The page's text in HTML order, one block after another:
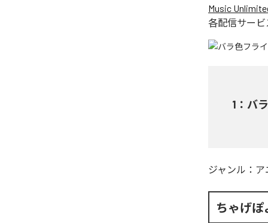
Music
各配信サービ
1 ： バ
ジャンル： ア
ちゃげぽ